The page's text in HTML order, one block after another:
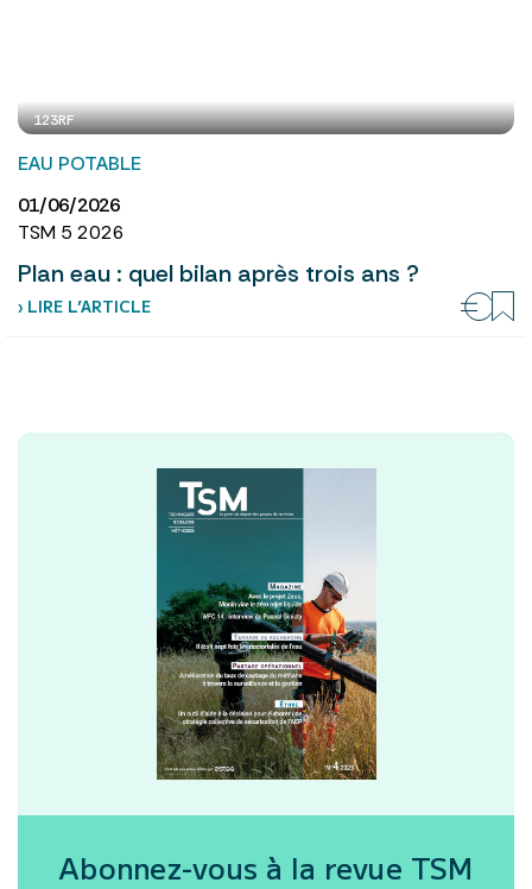
123RF
EAU POTABLE
01/06/2026
TSM 5 2026
Plan eau : quel bilan après trois ans ?
› LIRE L’ARTICLE
Abonnez-vous à la revue TSM